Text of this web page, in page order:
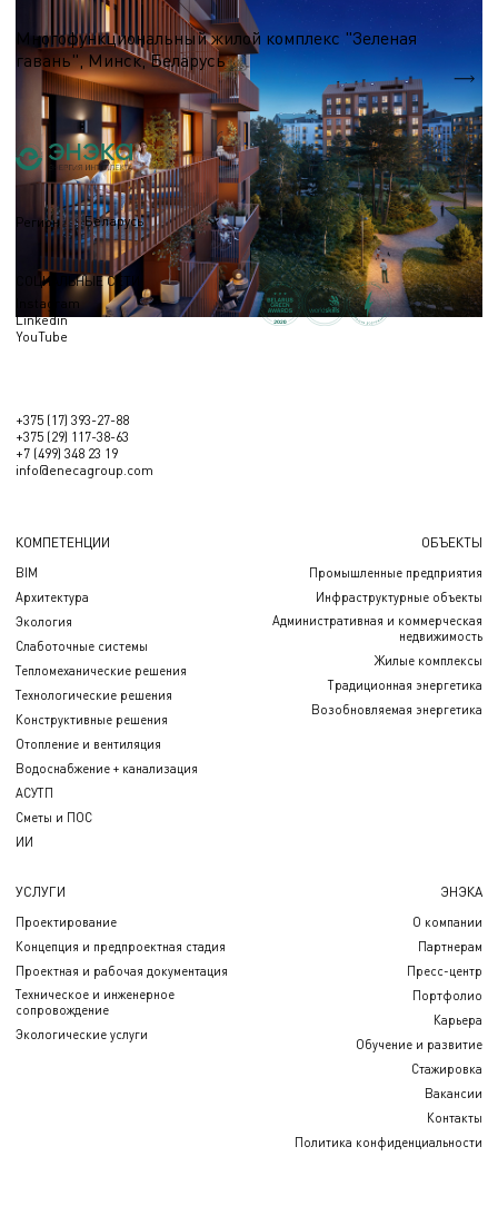
Жилые комплексы до 50 000 м.кв
Многофункциональный жилой комплекс "Зеленая
гавань", Минск, Беларусь
S = 20 000 м.кв.
Регион Беларусь
СОЦИАЛЬНЫЕ СЕТИ
Instagram
Linkedin
YouTube
+375 (17) 393-27-88
+375 (29) 117-38-63
+7 (499) 348 23 19
info@enecagroup.com
КОМПЕТЕНЦИИ
BIM
Архитектура
Экология
Слаботочные системы
Тепломеханические решения
Технологические решения
Конструктивные решения
Отопление и вентиляция
Водоснабжение + канализация
АСУТП
Сметы и ПОС
ИИ
ОБЪЕКТЫ
Промышленные предприятия
Инфраструктурные объекты
Административная и коммерческая
недвижимость
Жилые комплексы
Традиционная энергетика
Возобновляемая энергетика
УСЛУГИ
Проектирование
Концепция и предпроектная стадия
Проектная и рабочая документация
Техническое и инженерное
сопровождение
Экологические услуги
ЭНЭКА
О компании
Партнерам
Пресс-центр
Портфолио
Карьера
Обучение и развитие
Стажировка
Вакансии
Контакты
Политика конфиденциальности